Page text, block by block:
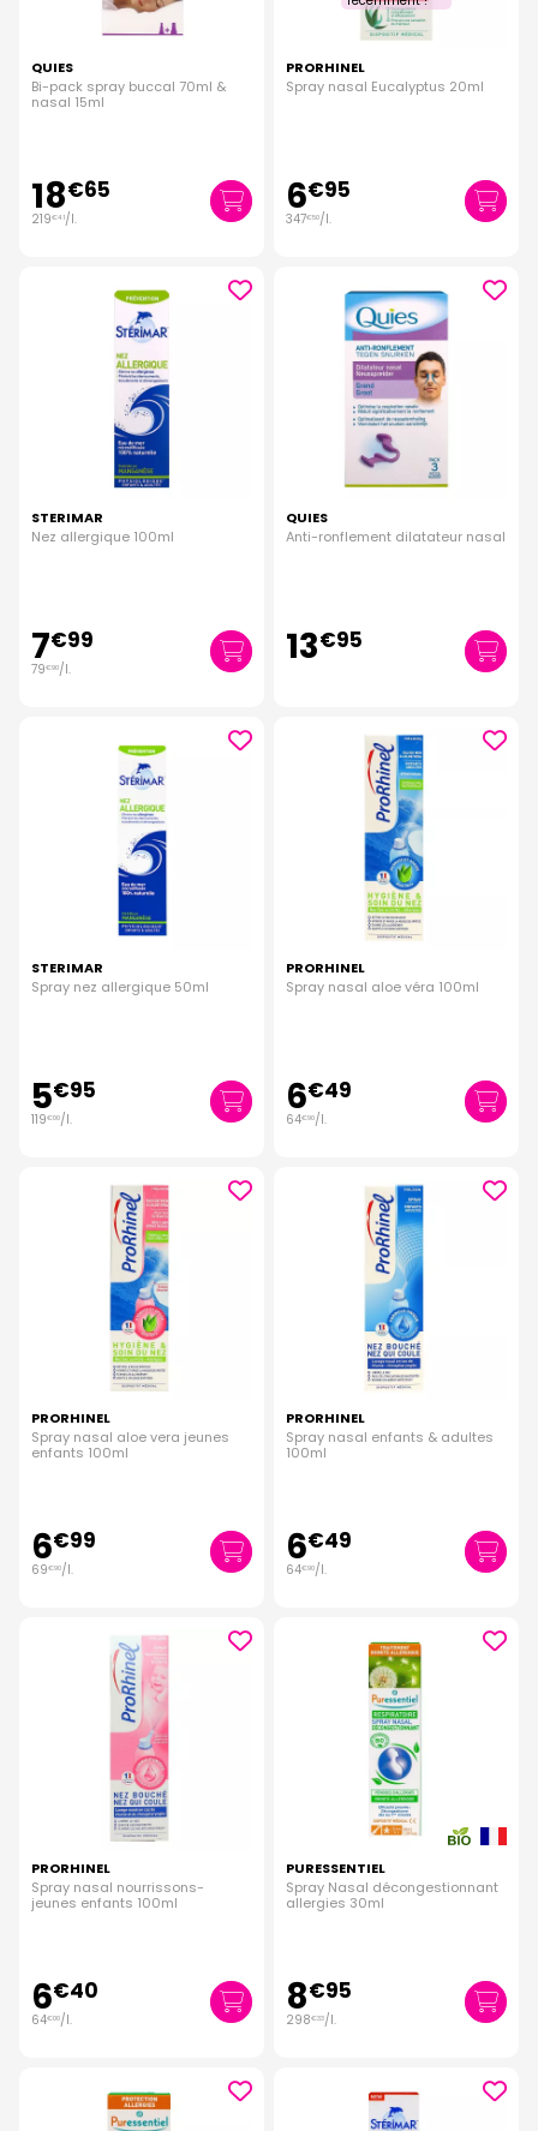
QUIES
Bi-pack spray buccal 70ml &
nasal 15ml
18€65
219€41/l.
PRORHINEL
Spray nasal Eucalyptus 20ml
6€95
347€50/l.
STERIMAR
Nez allergique 100ml
7€99
79€90/l.
QUIES
Anti-ronflement dilatateur nasal
13€95
STERIMAR
Spray nez allergique 50ml
5€95
119€00/l.
PRORHINEL
Spray nasal aloe véra 100ml
6€49
64€90/l.
PRORHINEL
Spray nasal aloe vera jeunes
enfants 100ml
6€99
69€90/l.
PRORHINEL
Spray nasal enfants & adultes
100ml
6€49
64€90/l.
PRORHINEL
Spray nasal nourrissons-
jeunes enfants 100ml
6€40
64€00/l.
PURESSENTIEL
Spray Nasal décongestionnant
allergies 30ml
8€95
298€33/l.